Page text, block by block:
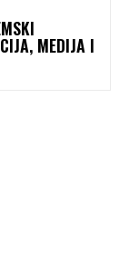
MEDIJA I